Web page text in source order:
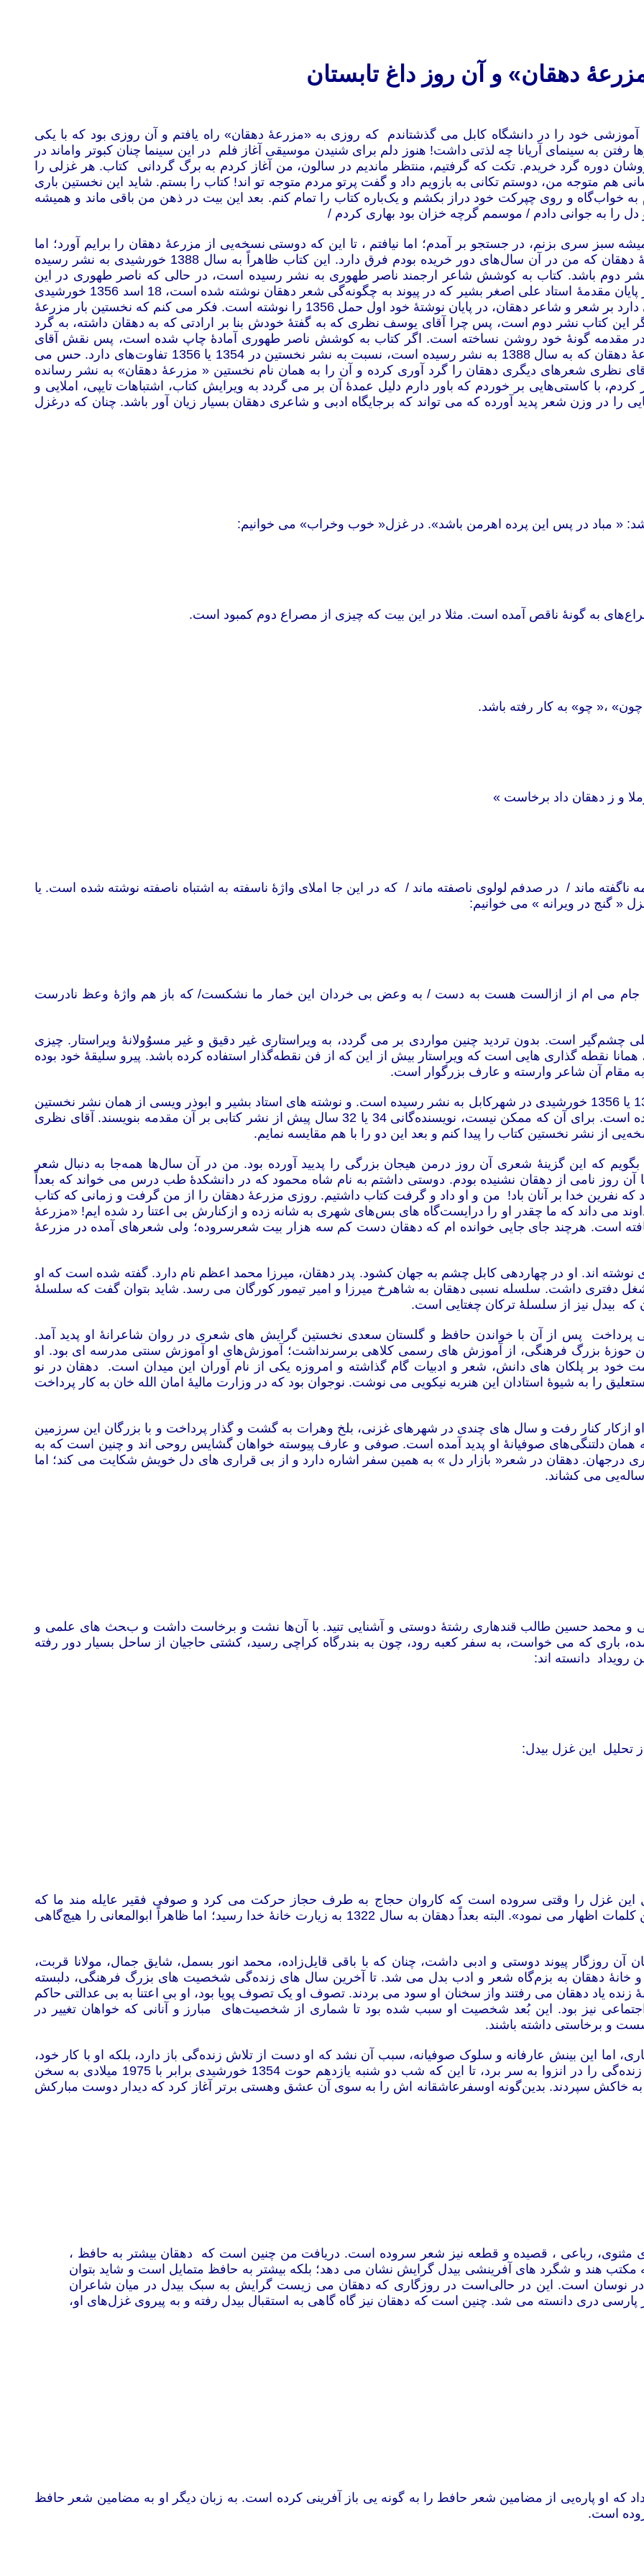
دهقان» و آن روز داغ تابستان
آخرین سال آموزشی خود را در دانشگاه کابل می گذشتاندم که روزی به «مزرعۀ دهقان» راه یافتم و آن روزی بود که با یکی
رفتن به سینمای آریانا چه لذتی داشت! هنوز دلم برای شنیدن موسیقی آغاز فلم در این سینما چنان کبوتر واماند در
دوره گرد خریدم. تکت که گرفتیم، منتظر ماندیم در سالون، من آغاز کردم به برگ گردانی کتاب. هر غزلی را
هم متوجه من، دوستم تکانی به بازویم داد و گفت پرتو مردم متوجه تو اند! کتاب را بستم. شاید این نخستین باری
خواب‌گاه و روی چپرکت خود دراز بکشم و یک‌باره کتاب را تمام کنم. بعد این بیت در ذهن من باقی ماند و همیشه
دل را به جوانی دادم / موسمم گرچه خزان بود بهاری کردم /
سبز سری بزنم، در جستجو بر آمدم؛ اما نیافتم ، تا این که دوستی نسخه‌یی از مزرعۀ دهقان را برایم آورد؛ اما
این کتاب را دگرگونه یافتم. قطع این کتاب با آن مزرعۀ دهقان که من در آن سال‌های دور خریده بودم فرق دارد. این کتاب ظاهراً به سال 1388 خورشیدی به نشر رسیده
دوم باشد. کتاب به کوشش شاعر ارجمند ناصر طهوری به نشر رسیده است، در حالی که ناصر طهوری در این
سال‌ها در بیرون کشور به سر می برد. افزون بر این در پایان مقدمۀ استاد علی اصغر بشیر که در پیوند به چگونه‌گی شعر دهقان نوشته شده است، 18 اسد 1356 خورشیدی
آمده است. به همین گونه ابوذر ویسی که نوشتۀ تحلیلی دارد بر شعر و شاعر دهقان، در پایان نوشتۀ خود اول حمل 1356 را نوشته است. فکر می کنم که نخستین بار مزرعۀ
کتاب نشر دوم است، پس چرا آقای یوسف نظری که به گفتۀ خودش بنا بر ارادتی که به دهقان داشته، به گرد
مقدمه گونۀ خود روشن نساخته است. اگر کتاب به کوشش ناصر طهوری آمادۀ چاپ شده است، پس نقش آقای
یوسف نظری در کجاست. باور من چنین است که مزرعۀ دهقان که به سال 1388 به نشر رسیده است، نسبت به نشر نخستین در 1354 یا 1356 تفاوت‌های دارد. حس می
نظری شعرهای دیگری دهقان را گرد آوری کرده و آن را به همان نام نخستین « مزرعۀ دهقان» به نشر رسانده
وقتی مزرعۀ دهقان 1388 را مرور کردم، با کاستی‌هایی بر خوردم که باور دارم دلیل عمدۀ آن بر می گردد به ویرایش کتاب، اشتباهات تایپی، املایی و
را در وزن شعر پدید آورده که می تواند که برجایگاه ادبی و شاعری دهقان بسیار زیان آور باشد. چنان که درغزل
« مباد در پس این پرده اهرمن باشد». در غزل« خوب وخراب» می خوانیم:
به گونۀ ناقص آمده است. مثلا در این بیت که چیزی از مصراع دوم کمبود است.
،« چو» به کار رفته باشد.
و ز دهقان داد برخاست »
ماند / در صدفم لولوی ناصفته ماند / که در این جا املای واژۀ ناسفته به اشتباه ناصفته نوشته شده است. یا
« گنج در ویرانه » می خوانیم:
جام می ام از ازالست هست به دست / به وعض بی خردان این خمار ما نشکست/ که باز هم واژۀ وعظ نادرست
در « مزرعۀ دهقان» 1388 بادریغ خیلی چشم‌گیر است. بدون تردید چنین مواردی بر می گردد، به ویراستاری غیر دقیق و غیر مسوُولانۀ ویراستار. چیزی
نقطه گذاری هایی است که ویراستار بیش از این که از فن نقطه‌گذار استفاده کرده باشد. پیرو سلیقۀ خود بوده
مقام آن شاعر وارسته و عارف بزرگوار است.
من باور دارم که نخستین بار مزرعۀ دهقان به سال 1354 یا 1356 خورشیدی در شهرکابل به نشر رسیده است. و نوشته های استاد بشیر و ابوذر ویسی از همان نشر نخستین
گرفته شده و به گونۀ مقدمۀ درنشر 1388 استفاده شده است. برای آن که ممکن نیست، نویسنده‌‌گانی 34 یا 32 سال پیش از نشر کتابی بر آن مقدمه بنویسند. آقای نظری
از نشر نخستین کتاب را پیدا کنم و بعد این دو را با هم مقایسه نمایم.
که این گزینۀ شعری آن روز درمن هیجان بزرگی را پدیید آورده بود. من در آن سال‌ها همه‌جا به دنبال شعر
آن روز نامی از دهقان نشنیده بودم. دوستی داشتم به نام شاه محمود که در دانشکدۀ طب درس می خواند که بعداً
نفرین خدا بر آنان باد! من و او داد و گرفت کتاب داشتیم. روزی مزرعۀ دهقان را از من گرفت و زمانی که کتاب
می داند که ما چقدر او را درایست‌گاه های بس‌های شهری به شانه زده و ازکنارش بی اعتنا رد شده ایم! «مزرعۀ
است. هرچند جای جایی خوانده ام که دهقان دست کم سه هزار بیت شعرسروده؛ ولی شعرهای آمده در مزرعۀ
دهقان را 1282 خورشیدی برابر با1904 میلادی نوشته اند. او در چهاردهی کابل چشم به جهان کشود. پدر دهقان، میرزا محمد اعظم نام دارد. گفته شده است که او
شغل دفتری داشت. سلسله نسبی دهقان به شاهرخ میرزا و امیر تیمور کورگان می رسد. شاید بتوان گفت که سلسلۀ
که بیدل نیز از سلسلۀ ترکان چغتایی است.
پس از آن با خواندن حافظ و گلستان سعدی نخستین گرایش های شعری در روان شاعرانۀ او پدید آمد.
این حوزۀ بزرگ فرهنگی، از آموزش های رسمی کلاهی برسرنداشت؛ آموزش‌های او آموزش سنتی مدرسه ای بود. او
بر پلکان های دانش، شعر و ادبیات گام گذاشته و امروزه یکی از نام آوران این میدان است. دهقان در نو
را به شیوۀ استادان این هنربه نیکویی می نوشت. نوجوان بود که در وزارت مالیۀ امان الله خان به کار پرداخت
او ازکار کنار رفت و سال های چندی در شهرهای غزنی، بلخ وهرات به گشت و گذار پرداخت و با بزرگان این سرزمین
همان دلتنگی‌های صوفیانۀ او پدید آمده است. صوفی و عارف پیوسته خواهان گشایس روحی اند و چنین است که به
درجهان. دهقان در شعر« بازار دل » به همین سفر اشاره دارد و از بی قراری های دل خویش شکایت می کند؛ اما
می کشاند.
و محمد حسین طالب قندهاری رشتۀ دوستی و آشنایی تنید. با آن‌ها نشت و برخاست داشت و بحث های علمی و
باری که می خواست، به سفر کعبه رود، چون به بندرگاه کراچی رسید، کشتی حاجیان از ساحل بسیار دور رفته
رویداد دانسته اند:
تحلیل این غزل‌ بیدل:
این غزل را وقتی سروده است که کاروان حجاج به طرف حجاز حرکت می کرد و صوفی فقیر عایله مند ما که
استطاعت نداشته است.، حرمان وحسرت خود را با این کلمات اظهار می نمود». البته بعداً دهقان به سال 1322 به زیارت خانۀ خدا رسید؛ اما ظاهراً ابوالمعانی را هیچ‌گاهی
روزگار پیوند دوستی و ادبی داشت، چنان که با باقی قایل‌زاده، محمد انور بسمل، شایق جمال، مولانا قربت،
و خانۀ دهقان به بزم‌گاه شعر و ادب بدل می شد. تا آخرین سال های زنده‌گی شخصیت های بزرگ فرهنگی، دلبسته
یاد دهقان می رفتند واز سخنان او سود می بردند. تصوف او یک تصوف پویا بود، او بی اعتنا به بی عدالتی حاکم
اجتماعی نیز بود. این بُعد شخصیت او سبب شده بود تا شماری از شخصیت‌های مبارز و آنانی که خواهان تغییر در
و برخاستی داشته باشند.
اما این بینش عارفانه و سلوک صوفیانه، سبب آن نشد که او دست از تلاش زنده‌گی باز دارد، بلکه او با کار خود،
چرخ زنده‌گی به پیش می برد. با این حال سالیان اخیر زنده‌گی را در انزوا به سر برد، تا این که شب دو شنبه یازدهم حوت 1354 خورشیدی برابر با 1975 میلادی به سخن
خاکش سپردند. بدین‌گونه اوسفرعاشقانه اش را به سوی آن عشق وهستی برتر آغاز کرد که دیدار دوست مبارکش
مثنوی، رباعی ، قصیده و قطعه نیز شعر سروده است. دریافت من چنین است که دهقان بیشتر به حافظ ،
مکتب هند و شگرد های آفرینشی بیدل گرایش نشان می دهد؛ بلکه بیشتر به حافظ متمایل است و شاید بتوان
نوسان است. این در حالی‌است در روزگاری که دهقان می زیست گرایش به سبک بیدل در میان شاعران
دری دانسته می شد. چنین است که دهقان نیز گاه گاهی به استقبال بیدل رفته و به پیروی غزل‌های او،
که او پاره‌یی از مضامین شعر حافط را به گونه یی باز آفرینی کرده است. به زبان دیگر او به مضامین شعر حافظ
است.